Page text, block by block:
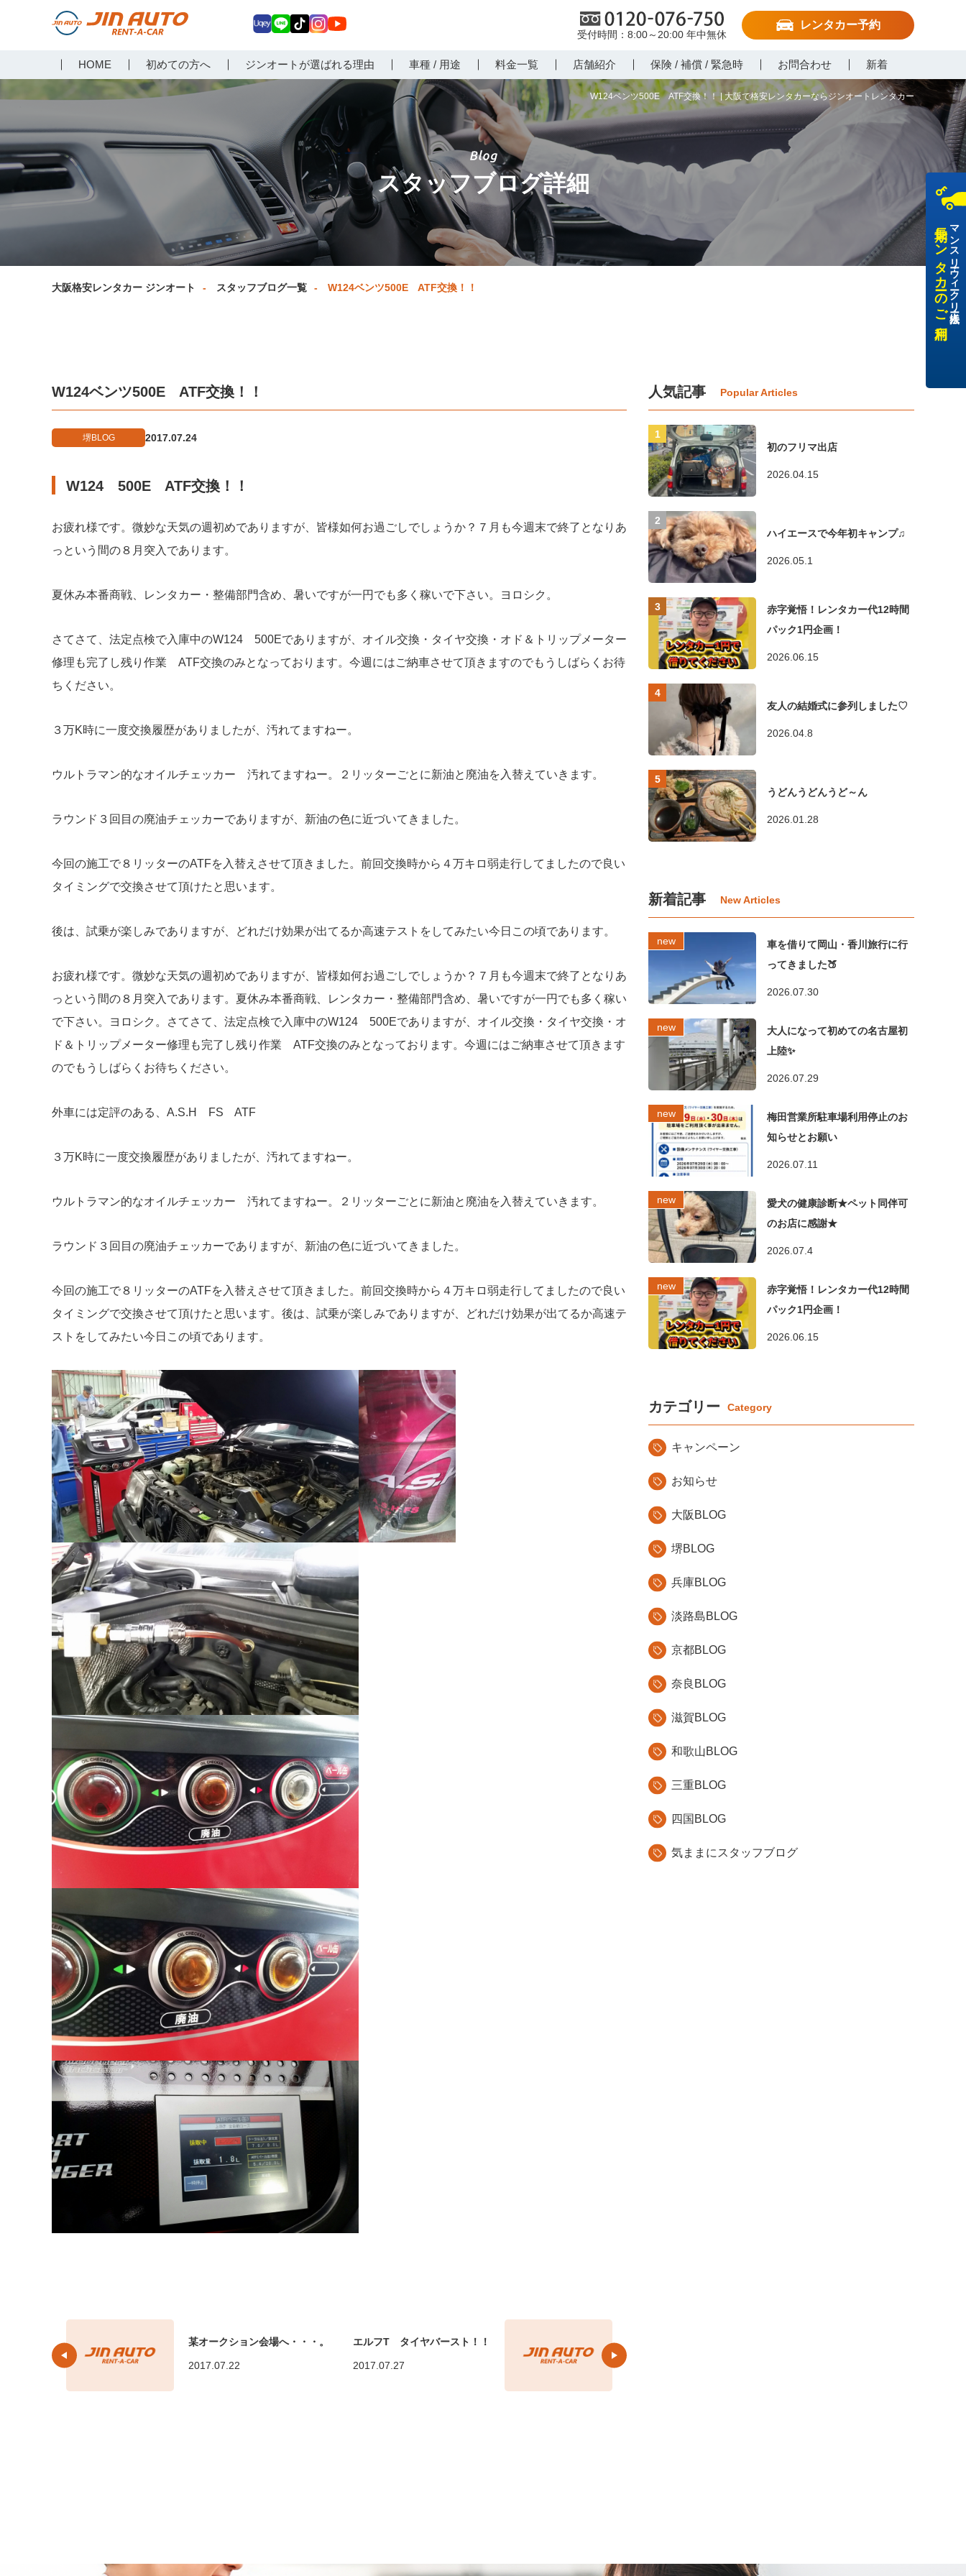
W124ベンツ500E ATF交換！！ | 大阪で格安レンタカーならジンオートレンタカー
らジンオートレンタカー
0120-076-750
8:00～20:00 年中無休
レンタカー予約
HOME 初めての方へ ジンオートが選ばれる理由 車種 / 用途 料金一覧 店舗紹介 保険 / 補償 / 緊急時 お問合わせ 新着
ey E
Tokagr
am
uT
ub
スタッフブログ詳細
大阪格安レンタカー ジンオート スタッフブログ一覧 W124ベンツ500E ATF交換！！
W124ベンツ500E ATF交換！！
堺BLOG 2017.07.24
W124 500E ATF交換！！
お疲れ様です。微妙な天気の週初めでありますが、皆様如何お過ごしでしょうか？７月も今週末で終了となりあ
っという間の８月突入であります。
夏休み本番商戦、レンタカー・整備部門含め、暑いですが一円でも多く稼いで下さい。ヨロシク。
さてさて、法定点検で入庫中のW124 500Eでありますが、オイル交換・タイヤ交換・オド＆トリップメーター
修理も完了し残り作業 ATF交換のみとなっております。今週にはご納車させて頂きますのでもうしばらくお待
ちください。
３万K時に一度交換履歴がありましたが、汚れてますねー。
ウルトラマン的なオイルチェッカー 汚れてますねー。２リッターごとに新油と廃油を入替えていきます。
ラウンド３回目の廃油チェッカーでありますが、新油の色に近づいてきました。
今回の施工で８リッターのATFを入替えさせて頂きました。前回交換時から４万キロ弱走行してましたので良い
タイミングで交換させて頂けたと思います。
後は、試乗が楽しみでありますが、どれだけ効果が出てるか高速テストをしてみたい今日この頃であります。
お疲れ様です。微妙な天気の週初めでありますが、皆様如何お過ごしでしょうか？７月も今週末で終了となりあ
っという間の８月突入であります。夏休み本番商戦、レンタカー・整備部門含め、暑いですが一円でも多く稼い
で下さい。ヨロシク。さてさて、法定点検で入庫中のW124 500Eでありますが、オイル交換・タイヤ交換・オ
ド＆トリップメーター修理も完了し残り作業 ATF交換のみとなっております。今週にはご納車させて頂きます
のでもうしばらくお待ちください。
外車には定評のある、A.S.H FS ATF
３万K時に一度交換履歴がありましたが、汚れてますねー。
ウルトラマン的なオイルチェッカー 汚れてますねー。２リッターごとに新油と廃油を入替えていきます。
ラウンド３回目の廃油チェッカーでありますが、新油の色に近づいてきました。
今回の施工で８リッターのATFを入替えさせて頂きました。前回交換時から４万キロ弱走行してましたので良い
タイミングで交換させて頂けたと思います。後は、試乗が楽しみでありますが、どれだけ効果が出てるか高速テ
ストをしてみたい今日この頃であります。
某オークション会場へ・・・。
2017.07.22
エルフT タイヤバースト！！
2017.07.27
人気記事
初のフリマ出店
2026.04.15
ハイエースで今年初キャンプ♫
2026.05.1
赤字覚悟！レンタカー代12時間
パック1円企画！
2026.06.15
友人の結婚式に参列しました♡
2026.04.8
うどんうどんうど～ん
2026.01.28
新着記事
車を借りて岡山・香川旅行に行
ってきました🍑
2026.07.30
大人になって初めての名古屋初
上陸✨
2026.07.29
梅田営業所駐車場利用停止のお
知らせとお願い
2026.07.11
愛犬の健康診断★ペット同伴可
のお店に感謝★
2026.07.4
赤字覚悟！レンタカー代12時間
パック1円企画！
2026.06.15
カテゴリー
キャンペーン
お知らせ
大阪BLOG
堺BLOG
兵庫BLOG
淡路島BLOG
京都BLOG
奈良BLOG
滋賀BLOG
和歌山BLOG
三重BLOG
四国BLOG
気ままにスタッフブログ
マンスリー・ウィークリー・法人様
長期レンタカーのご利用